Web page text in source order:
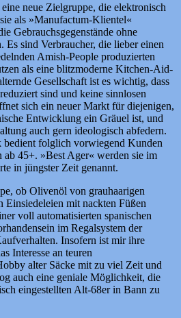
neue Zielgruppe, die elektronisch
als »Manufactum-Klientel«
Gebrauchsgegenstände ohne
Es sind Verbraucher, die lieber einen
Amish-People produzierten
als eine blitzmoderne Kitchen-Aid-
Gesellschaft ist es wichtig, dass
sind und keine sinnlosen
sich ein neuer Markt für diejenigen,
Entwicklung ein Gräuel ist, und
auch gern ideologisch abfedern.
folglich vorwiegend Kunden
ab 45+. »Best Ager« werden sie im
in jüngster Zeit genannt.
ob Olivenöl von grauhaarigen
mit nackten Füßen
voll automatisierten spanischen
im Regalsystem der
Insofern ist mir ihre
Interesse an teuren
alter Säcke mit zu viel Zeit und
auch eine geniale Möglichkeit, die
eingestellten Alt-68er in Bann zu